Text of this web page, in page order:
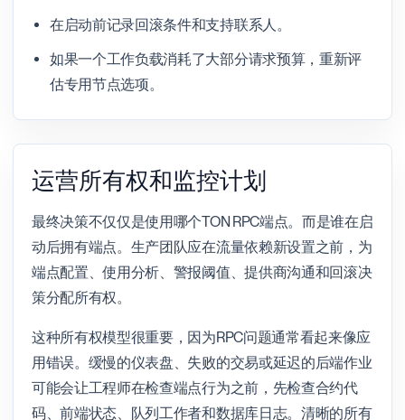
在启动前记录回滚条件和支持联系人。
如果一个工作负载消耗了大部分请求预算，重新评
估专用节点选项。
运营所有权和监控计划
最终决策不仅仅是使用哪个TON RPC端点。而是谁在启
动后拥有端点。生产团队应在流量依赖新设置之前，为
端点配置、使用分析、警报阈值、提供商沟通和回滚决
策分配所有权。
这种所有权模型很重要，因为RPC问题通常看起来像应
用错误。缓慢的仪表盘、失败的交易或延迟的后端作业
可能会让工程师在检查端点行为之前，先检查合约代
码、前端状态、队列工作者和数据库日志。清晰的所有